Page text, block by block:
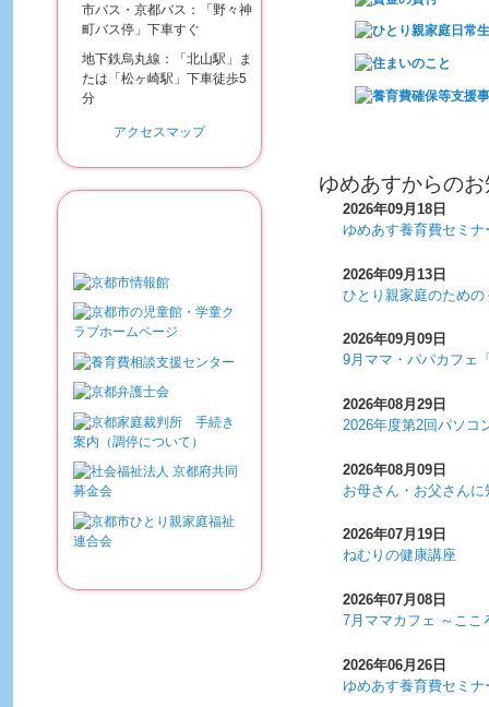
ゆめあすからの
2026年09月18日
ゆめあす養育費セミ
2026年09月13日
ひとり親家庭のため
2026年09月09日
9月ママ・パパカフェ
2026年08月29日
2026年度第2回パソコ
2026年08月09日
お母さん・お父さん
2026年07月19日
ねむりの健康講座
2026年07月08日
7月ママカフェ ～ここ
2026年06月26日
ゆめあす養育費セミナ
市バス・京都バス：「野々神
町バス停」下車すぐ
地下鉄烏丸線：「北山駅」ま
たは「松ヶ崎駅」下車徒歩5
分
アクセスマップ
関連リンク